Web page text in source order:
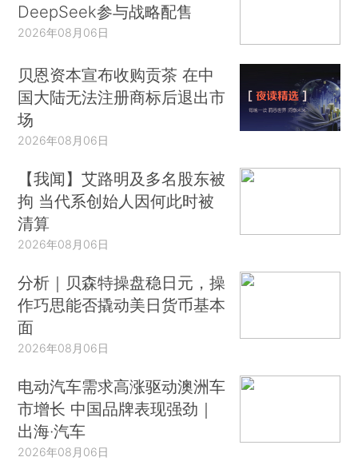
DeepSeek参与战略配售
2026年08月06日
贝恩资本宣布收购贡茶 在中
国大陆无法注册商标后退出市
场
2026年08月06日
【我闻】艾路明及多名股东被
拘 当代系创始人因何此时被
清算
2026年08月06日
分析｜贝森特操盘稳日元，操
作巧思能否撬动美日货币基本
面
2026年08月06日
电动汽车需求高涨驱动澳洲车
市增长 中国品牌表现强劲｜
出海·汽车
2026年08月06日